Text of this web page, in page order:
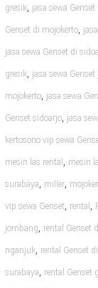
gresik, jasa sewa
Genset di mojokerto,
jasa sewa Genset di
gresik, jasa sewa
mojokerto, jasa sewa
Genset sidoarjo, jasa
kertosono vip sewa
mesin las rental , mesin
surabaya, miller,
vip sewa Genset, rental ,
jombang, rental Genset
nganjuk, rental Genset
surabaya, rental Genset